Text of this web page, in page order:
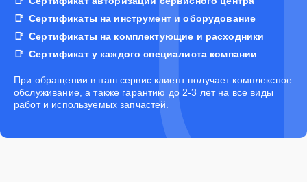
Сертификаты на инструмент и оборудование
Сертификаты на комплектующие и расходники
Сертификат у каждого специалиста компании
При обращении в наш сервис клиент получает комплексное
обслуживание, а также гарантию до 2-3 лет на все виды
работ и используемых запчастей.